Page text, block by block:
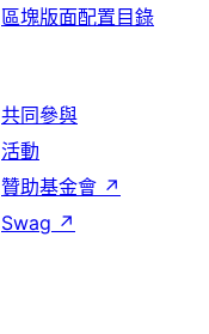
區塊版面配置目錄
共同參與
活動
贊助基金會 ↗
Swag ↗